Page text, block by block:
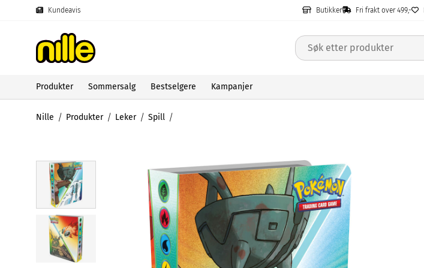
Kundeavis Butikker Fri frakt over 499,-
Produkter Sommersalg Bestselgere Kampanjer
Nille Produkter Leker Spill